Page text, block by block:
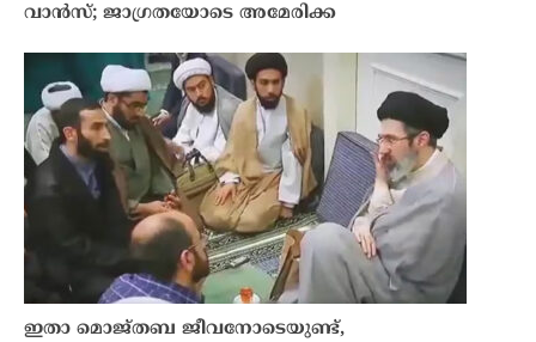
വാൻസ്; ജാഗ്രതയോടെ അമേരിക്ക
ഇതാ മൊജ്തബ ജീവനോടെയുണ്ട്,